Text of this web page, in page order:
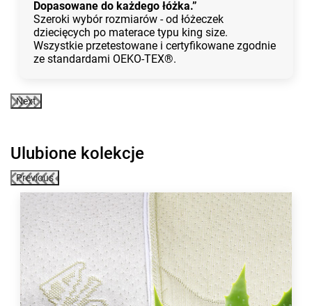
Dopasowane do każdego łóżka.”
Szeroki wybór rozmiarów - od łóżeczek
dziecięcych po materace typu king size.
Wszystkie przetestowane i certyfikowane zgodnie
ze standardami OEKO-TEX®.
Next
Ulubione kolekcje
Previous